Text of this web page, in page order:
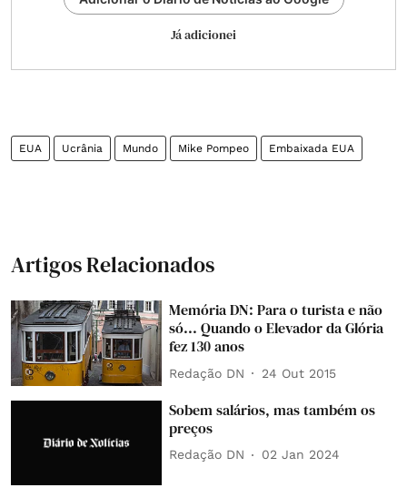
Já adicionei
EUA Ucrânia Mundo Mike Pompeo Embaixada EUA
Artigos Relacionados
Memória DN: Para o turista e não
só... Quando o Elevador da Glória
fez 130 anos
Redação DN 24 Out 2015
Sobem salários, mas também os
preços
Redação DN 02 Jan 2024